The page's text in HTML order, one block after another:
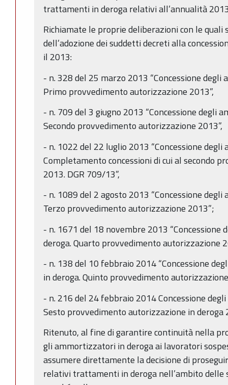
trattamenti in deroga relativi all’annualità
Richiamate le proprie deliberazioni con le quali
dell’adozione dei suddetti decreti alla
il 2013:
- n. 328 del 25 marzo 2013 “Concessione
Primo provvedimento autorizzazione 2013”,
- n. 709 del 3 giugno 2013 “Concessione degli
Secondo provvedimento autorizzazione 2013”,
- n. 1022 del 22 luglio 2013 “Concessione
Completamento concessioni di cui al secondo
2013. DGR 709/13”,
- n. 1089 del 2 agosto 2013 “Concessione
Terzo provvedimento autorizzazione 2013”;
- n. 1671 del 18 novembre 2013
deroga. Quarto provvedimento autorizzazione
- n. 138 del 10 febbraio 2014 “Concessione
in deroga. Quinto provvedimento
- n. 216 del 24 febbraio 2014 Concessione
Sesto provvedimento autorizzazione in deroga
Ritenuto, al fine di garantire continuità nella
gli ammortizzatori in deroga ai lavoratori
assumere direttamente la decisione di
relativi trattamenti in deroga nell’ambito delle